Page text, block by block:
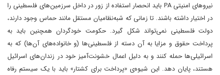
نیروهای امنیتی PA باید انحصار استفاده از زور در داخل سرزمین‌های فلسطینی را
در اختیار داشته باشند. تا زمانی که شبه‌نظامیان مستقل مانند حماس وجود دارند،
دولت فلسطینی نمی‌تواند شکل گیرد. حکومت خودگردان همچنین باید به
پرداخت حقوق و مزایا به آن دسته از فلسطینی‌ها (و خانواده‌های آن‌ها) که به
اسرائیلی‌ها حمله کنند و به دلیل اعمال خشونت‌آمیز خود در زندان‌های اسرائیل
هستند، پایان دهد. این شیوه‌ی «پرداخت برای کشتار» باید با یک سیستم رفاه